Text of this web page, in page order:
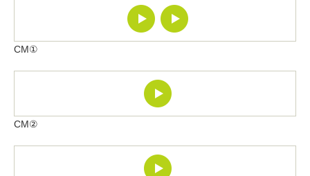
CM①
CM②